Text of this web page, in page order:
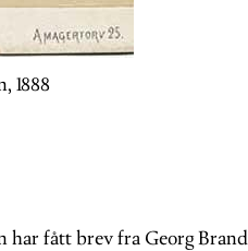
1888
har fått brev fra Georg